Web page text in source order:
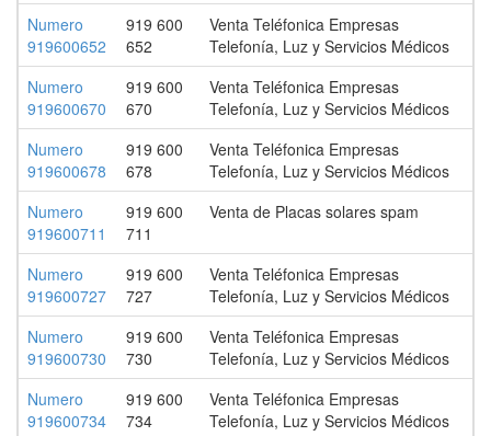
Numero
919600652
919 600
652
Venta Teléfonica Empresas
Telefonía, Luz y Servicios Médicos
Numero
919600670
919 600
670
Venta Teléfonica Empresas
Telefonía, Luz y Servicios Médicos
Numero
919600678
919 600
678
Venta Teléfonica Empresas
Telefonía, Luz y Servicios Médicos
Numero
919600711
919 600
711
Venta de Placas solares spam
Numero
919600727
919 600
727
Venta Teléfonica Empresas
Telefonía, Luz y Servicios Médicos
Numero
919600730
919 600
730
Venta Teléfonica Empresas
Telefonía, Luz y Servicios Médicos
Numero
919600734
919 600
734
Venta Teléfonica Empresas
Telefonía, Luz y Servicios Médicos